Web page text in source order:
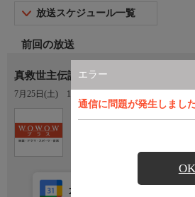
エラー
通信に問題が発生しまし
OK
放送スケジュール一覧
前回の放送
真救世主伝説 北斗の拳 ユリア伝 【
7月25日(土) 15:00〜16:15
カレンダー登録